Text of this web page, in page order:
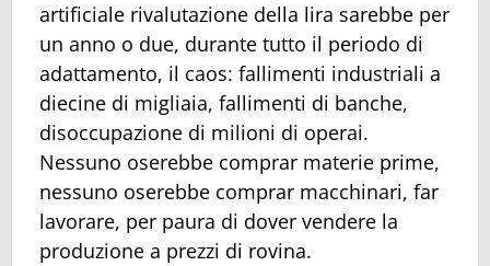
artificiale rivalutazione della lira sarebbe per
un anno o due, durante tutto il periodo di
adattamento, il caos: fallimenti industriali a
diecine di migliaia, fallimenti di banche,
disoccupazione di milioni di operai.
Nessuno oserebbe comprar materie prime,
nessuno oserebbe comprar macchinari, far
lavorare, per paura di dover vendere la
produzione a prezzi di rovina.